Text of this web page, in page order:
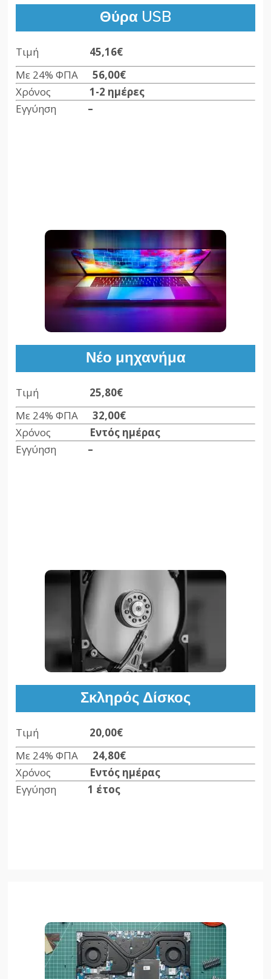
Θύρα USB
Τιμή 45,16€
Με 24% ΦΠΑ56,00€
Χρόνος1-2 ημέρες
Εγγύηση –
Νέο μηχανήμα
Τιμή 25,80€
Με 24% ΦΠΑ32,00€
Χρόνος Εντός ημέρας
Εγγύηση –
Σκληρός Δίσκος
Τιμή 20,00€
Με 24% ΦΠΑ 24,80€
Χρόνος Εντός ημέρας
Εγγύηση1 έτος